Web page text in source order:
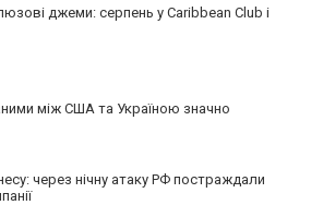
джеми: серпень у Caribbean Club і
між США та Україною значно
через нічну атаку РФ постраждали